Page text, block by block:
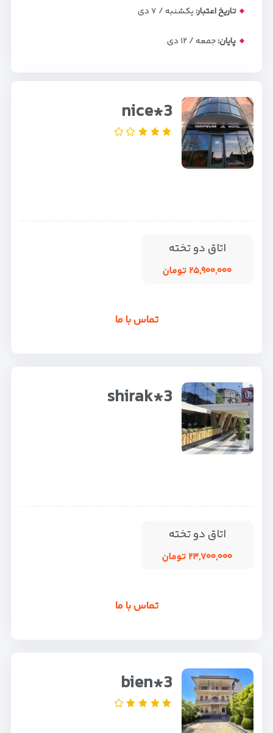
تاریخ اعتبار:یکشنبه / ۷ دی
پایان:جمعه / ۱۲ دی
nice*3
اتاق دو تخته
۲۵,۹۰۰,۰۰۰ تومان
تماس با ما
shirak*3
اتاق دو تخته
۲۳,۷۰۰,۰۰۰ تومان
تماس با ما
bien*3